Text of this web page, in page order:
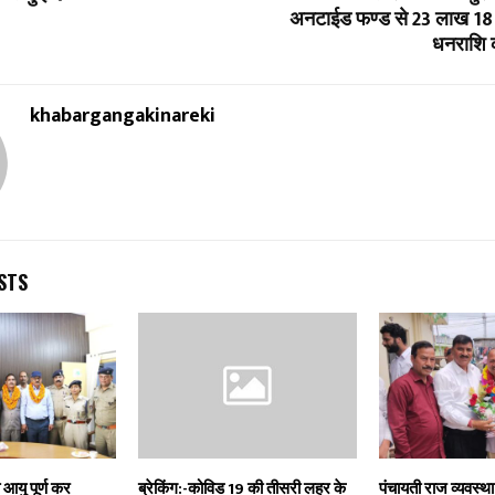
अनटाईड फण्ड से 23 लाख
khabargangakinareki
आयु पूर्ण कर ब्रेकिंग:-कोविड 19 की तीसरी लहर के पंचायती राज